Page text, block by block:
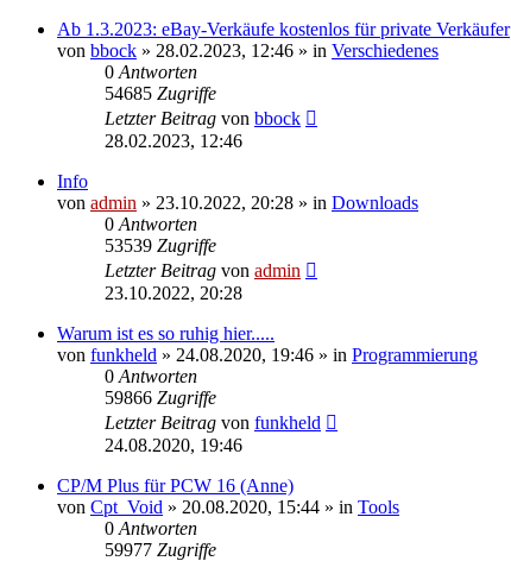
Ab 1.3.2023: eBay-Verkäufe kostenlos für private Verkäufer
von bbock » 28.02.2023, 12:46 » in Verschiedenes
0 Antworten
54685 Zugriffe
Letzter Beitrag von bbock
28.02.2023, 12:46
Info
von admin » 23.10.2022, 20:28 » in Downloads
0 Antworten
53539 Zugriffe
Letzter Beitrag von admin
23.10.2022, 20:28
Warum ist es so ruhig hier.....
von funkheld » 24.08.2020, 19:46 » in Programmierung
0 Antworten
59866 Zugriffe
Letzter Beitrag von funkheld
24.08.2020, 19:46
CP/M Plus für PCW 16 (Anne)
von Cpt_Void » 20.08.2020, 15:44 » in Tools
0 Antworten
59977 Zugriffe